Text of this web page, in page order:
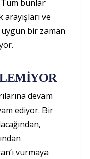
bunlar
ve
uygun bir zaman
devam
ediyor. Bir
vurmaya